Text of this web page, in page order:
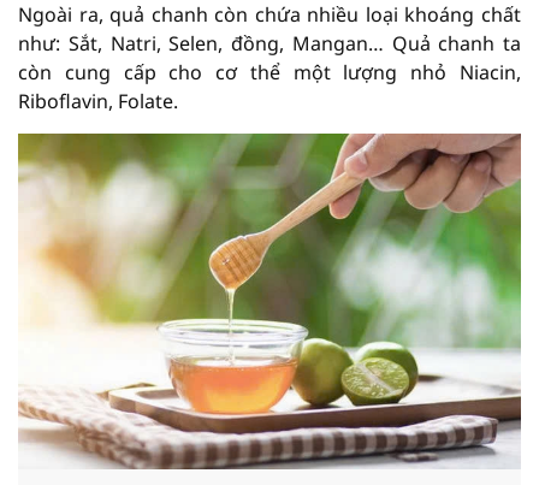
Ngoài ra, quả chanh còn chứa nhiều loại khoáng chất
như: Sắt, Natri, Selen, đồng, Mangan… Quả chanh ta
còn cung cấp cho cơ thể một lượng nhỏ Niacin,
Riboflavin, Folate.